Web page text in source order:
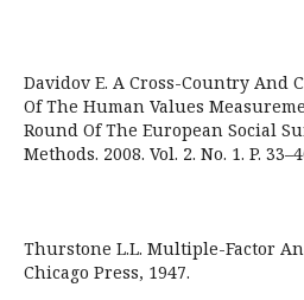
Davidov E. A Cross-Country And
Of The Human Values
Round Of The European Social
Methods. 2008. Vol. 2. No. 1. P.
Thurstone L.L. Multiple-Factor
Chicago Press, 1947.